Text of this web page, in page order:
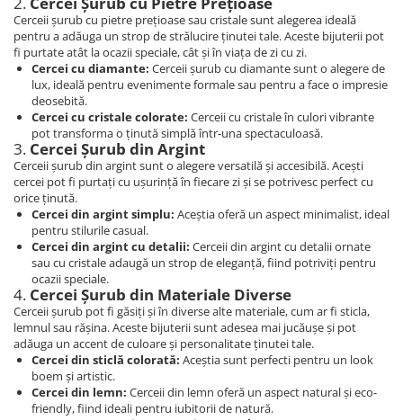
Cerceii șurub cu pietre prețioase sau cristale sunt alegerea ideală
pentru a adăuga un strop de strălucire ținutei tale. Aceste bijuterii pot
fi purtate atât la ocazii speciale, cât și în viața de zi cu zi.
Cercei cu diamante: Cerceii șurub cu diamante sunt o alegere de
lux, ideală pentru evenimente formale sau pentru a face o impresie
deosebită.
Cercei cu cristale colorate: Cerceii cu cristale în culori vibrante
pot transforma o ținută simplă într-una spectaculoasă.
3. Cercei Șurub din Argint
Cerceii șurub din argint sunt o alegere versatilă și accesibilă. Acești
cercei pot fi purtați cu ușurință în fiecare zi și se potrivesc perfect cu
orice ținută.
Cercei din argint simplu: Aceștia oferă un aspect minimalist, ideal
pentru stilurile casual.
Cercei din argint cu detalii: Cerceii din argint cu detalii ornate
sau cu cristale adaugă un strop de eleganță, fiind potriviți pentru
ocazii speciale.
4. Cercei Șurub din Materiale Diverse
Cerceii șurub pot fi găsiți și în diverse alte materiale, cum ar fi sticla,
lemnul sau rășina. Aceste bijuterii sunt adesea mai jucăușe și pot
adăuga un accent de culoare și personalitate ținutei tale.
Cercei din sticlă colorată: Aceștia sunt perfecti pentru un look
boem și artistic.
Cercei din lemn: Cerceii din lemn oferă un aspect natural și eco-
friendly, fiind ideali pentru iubitorii de natură.